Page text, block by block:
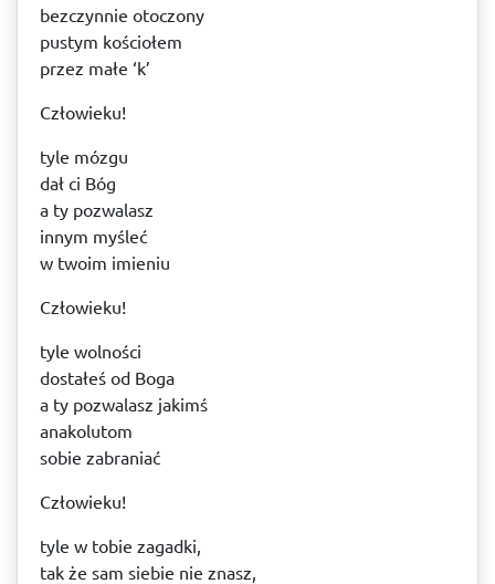
bezczynnie otoczony
pustym kościołem
przez małe ‘k’
Człowieku!
tyle mózgu
dał ci Bóg
a ty pozwalasz
innym myśleć
w twoim imieniu
Człowieku!
tyle wolności
dostałeś od Boga
a ty pozwalasz jakimś
anakolutom
sobie zabraniać
Człowieku!
tyle w tobie zagadki,
tak że sam siebie nie znasz,